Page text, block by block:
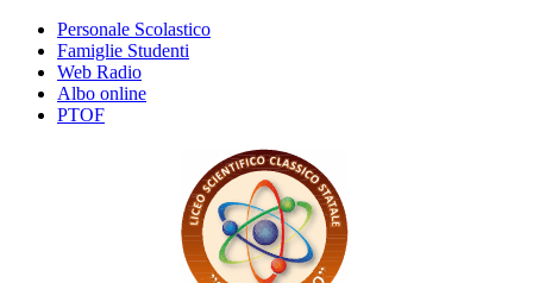
Personale Scolastico
Famiglie Studenti
Web Radio
Albo online
PTOF